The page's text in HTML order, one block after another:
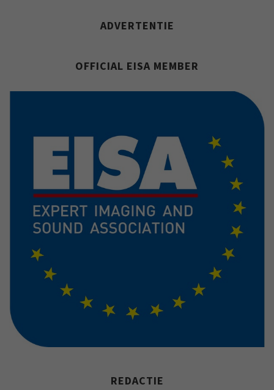
ADVERTENTIE
OFFICIAL EISA MEMBER
REDACTIE